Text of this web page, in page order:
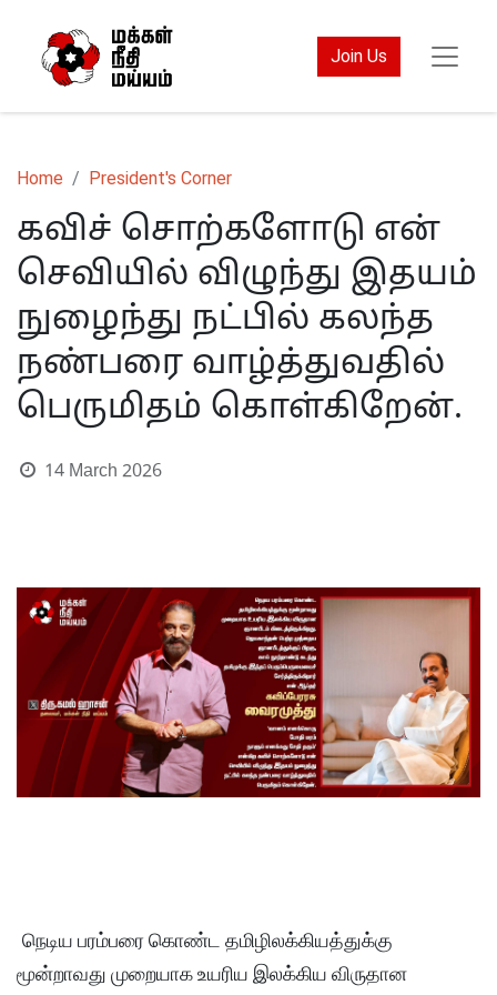
Join Us
Home President's Corner
கவிச் சொற்களோடு என்
செவியில் விழுந்து இதயம்
நுழைந்து நட்பில் கலந்த
நண்பரை வாழ்த்துவதில்
பெருமிதம் கொள்கிறேன்.
14 March 2026
​நெடிய பரம்பரை கொண்ட தமிழிலக்கியத்துக்கு
மூன்றாவது முறையாக உயரிய இலக்கிய விருதான